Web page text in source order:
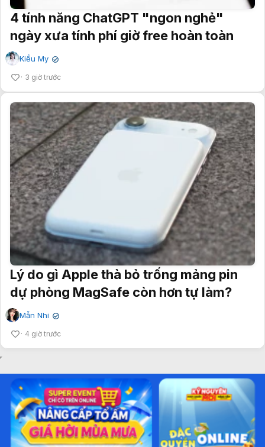
4 tính năng ChatGPT "ngon nghẻ"
ngày xưa tính phí giờ free hoàn toàn
Kiều My ✔
3 giờ trước
Lý do gì Apple thà bỏ trống mảng pin
dự phòng MagSafe còn hơn tự làm?
Mẫn Nhi ✔
4 giờ trước